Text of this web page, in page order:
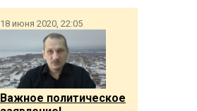
18 июня 2020, 22:05
Важное политическое